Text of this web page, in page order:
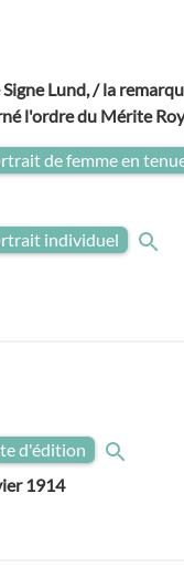
Lund, / la
l'ordre du Mérite
de femme en
individuel
d'édition
1914